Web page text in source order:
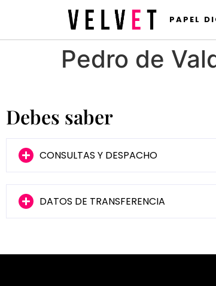
PAPEL
Pedro de
Debes saber
CONSULTAS Y DESPACHO
DATOS DE TRANSFERENCIA